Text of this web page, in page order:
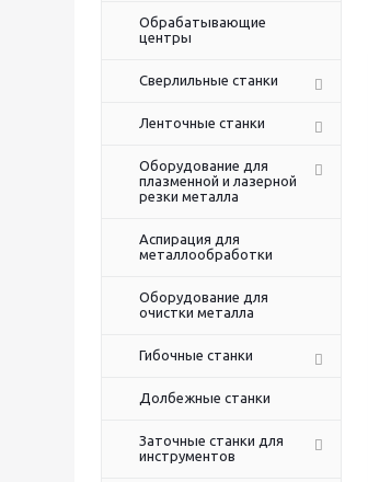
Обрабатывающие
центры
Сверлильные станки
Ленточные станки
Оборудование для
плазменной и лазерной
резки металла
Аспирация для
металлообработки
Оборудование для
очистки металла
Гибочные станки
Долбежные станки
Заточные станки для
инструментов